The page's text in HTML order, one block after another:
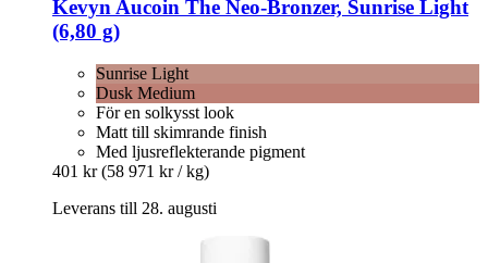
Kevyn Aucoin The Neo-​Bronzer, Sunrise Light
(6,80 g)
Sunrise Light
Dusk Medium
För en solkysst look
Matt till skimrande finish
Med ljusreflekterande pigment
401 kr (58 971 kr / kg)
Leverans till 28. augusti